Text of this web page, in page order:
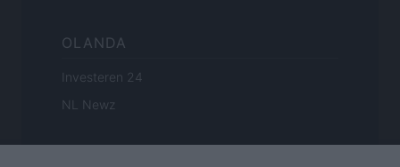
OLANDA
Investeren 24
NL Newz